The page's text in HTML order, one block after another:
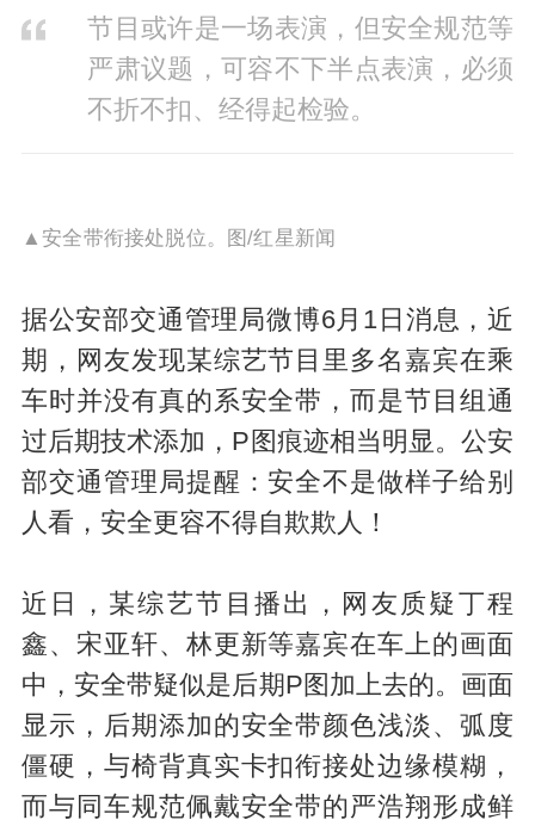
节目或许是一场表演，但安全规范等
严肃议题，可容不下半点表演，必须
不折不扣、经得起检验。
▲安全带衔接处脱位。图/红星新闻
据公安部交通管理局微博6月1日消息，近
期，网友发现某综艺节目里多名嘉宾在乘
车时并没有真的系安全带，而是节目组通
过后期技术添加，P图痕迹相当明显。公安
部交通管理局提醒：安全不是做样子给别
人看，安全更容不得自欺欺人！
近日，某综艺节目播出，网友质疑丁程
鑫、宋亚轩、林更新等嘉宾在车上的画面
中，安全带疑似是后期P图加上去的。画面
显示，后期添加的安全带颜色浅淡、弧度
僵硬，与椅背真实卡扣衔接处边缘模糊，
而与同车规范佩戴安全带的严浩翔形成鲜